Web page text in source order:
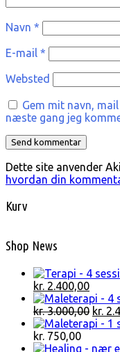
Navn *
E-mail *
Websted
Gem mit navn,
næste gang jeg
Dette site anvender
hvordan din
Kurv
Shop News
Den
oprindelige
pris
var:
kr. 3.000,00.
kr. 2.400,00Den
pris
er:
kr.3.000,00 Den
var:
kr.
kr. 750,00